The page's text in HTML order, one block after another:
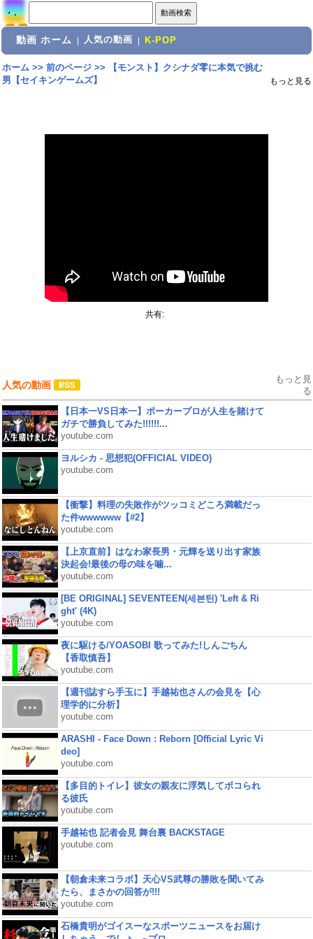
動画 ホーム 人気の動画 K-POP
ホーム>> 前のページ>>
【モンスト】クシナダ零に本気で挑む
男【セイキンゲームズ】
もっと見る
共有:
人気の動画
もっと見
る
【日本一VS日本一】ポーカープロが人生を賭けて
ガチで勝負してみた!!!!!!...
youtube.com
ヨルシカ - 思想犯(OFFICIAL VIDEO)
youtube.com
【衝撃】料理の失敗作がツッコミどころ満載だっ
た件wwwwww【#2】
youtube.com
【上京直前】はなわ家長男・元輝を送り出す家族
決起会!最後の母の味を噛...
youtube.com
[BE ORIGINAL] SEVENTEEN(세븐틴) 'Left & Ri
ght' (4K)
youtube.com
夜に駆ける/YOASOBI 歌ってみた!しんごちん
【香取慎吾】
youtube.com
【週刊誌すら手玉に】手越祐也さんの会見を【心
理学的に分析】
youtube.com
ARASHI - Face Down : Reborn [Official Lyric Vi
deo]
youtube.com
【多目的トイレ】彼女の親友に浮気してボコられ
る彼氏
youtube.com
手越祐也 記者会見 舞台裏 BACKSTAGE
youtube.com
【朝倉未来コラボ】天心VS武尊の勝敗を聞いてみ
たら、まさかの回答が!!!
youtube.com
石橋貴明がゴイスーなスポーツニュースをお届け